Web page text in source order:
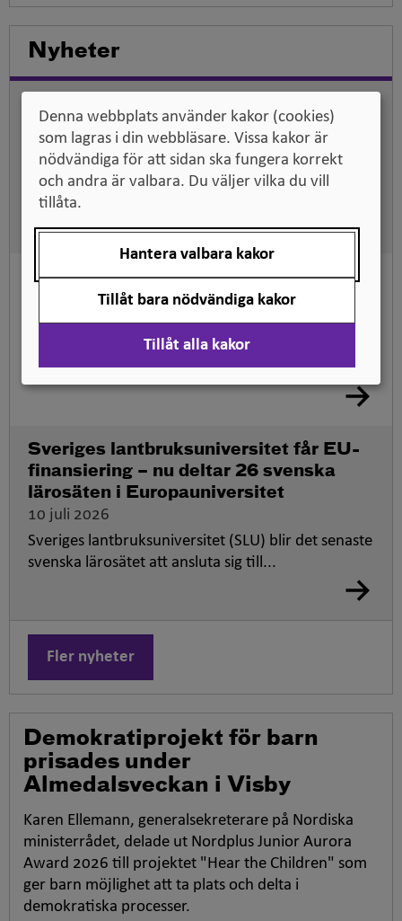
Nyheter
till höstens högskoleutbildningar
23 juli 2026
Resultatet av det andra urvalet för antagning till
höstens högskoleutbildningar är nu...
Allt fler söker till högskoleutbildningar
med goda arbetsmarknadsutsikter
16 juli 2026
Totalt 461 512 personer sökte högskoleutbildning
vid det första urvalet till höstterminen...
Sveriges lantbruksuniversitet får EU-
finansiering – nu deltar 26 svenska
lärosäten i Europauniversitet
10 juli 2026
Sveriges lantbruksuniversitet (SLU) blir det senaste
svenska lärosätet att ansluta sig till...
Fler nyheter
Demokratiprojekt för barn
prisades under
Almedalsveckan i Visby
Karen Ellemann, generalsekreterare på Nordiska
ministerrådet, delade ut Nordplus Junior Aurora
Award 2026 till projektet " Hear the Children" som
ger barn möjlighet att ta plats och delta i
demokratiska processer.
Denna webbplats använder kakor (cookies)
som lagras i din webbläsare. Vissa kakor är
nödvändiga för att sidan ska fungera korrekt
och andra är valbara. Du väljer vilka du vill
tillåta.
Hantera valbara kakor
Tillåt bara nödvändiga kakor
Tillåt alla kakor